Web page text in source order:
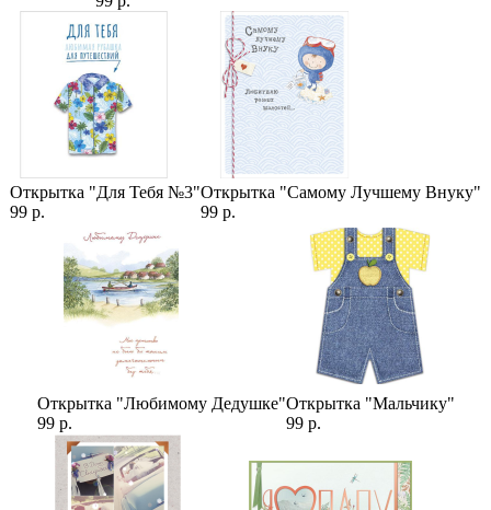
Открытка "Для Тебя №3"
99 р.
Открытка "Самому Лучшему Внуку"
99 р.
Открытка "Любимому Дедушке"
99 р.
Открытка "Мальчику"
99 р.